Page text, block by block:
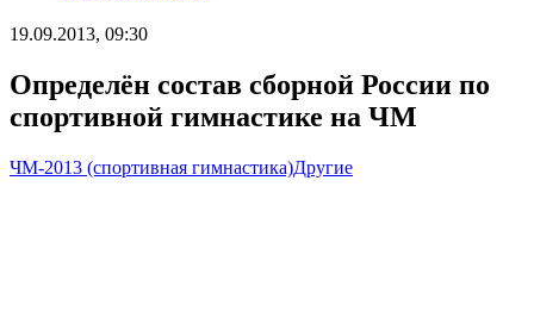
19.09.2013, 09:30
Определён состав сборной России по
спортивной гимнастике на ЧМ
ЧМ-2013 (спортивная гимнастика)Другие